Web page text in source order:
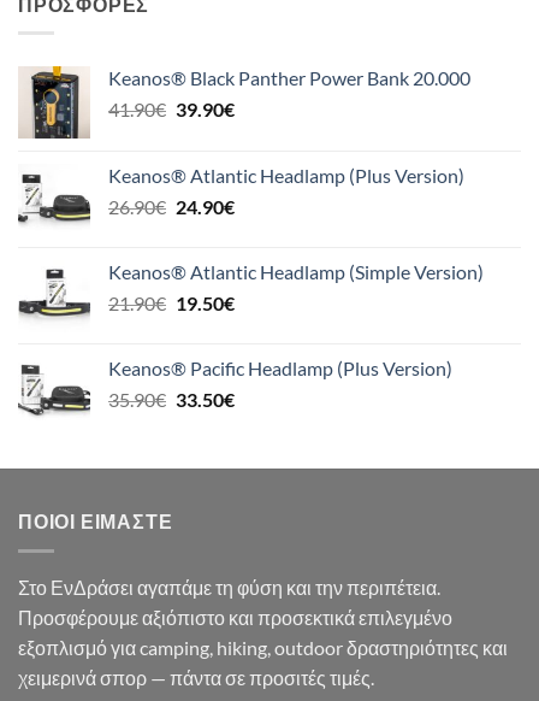
Keanos® Black Panther Power Bank 20.000
41.90€ Original
41.90€.
39.90€Η
είναι:
39.90€.
Keanos® Atlantic Headlamp (Plus Version)
26.90€ Original
26.90€.
24.90€Η
είναι:
24.90€.
Keanos® Atlantic Headlamp (Simple Version)
21.90€ Original
21.90€.
19.50€Η
είναι:
19.50€.
Keanos® Pacific Headlamp (Plus Version)
35.90€ Original
35.90€.
33.50€Η
είναι:
ΠΟΙΟΙ ΕΊΜΑΣΤΕ
Στο ΕνΔράσει αγαπάμε τη φύση και την περιπέτεια.
Προσφέρουμε αξιόπιστο και προσεκτικά επιλεγμένο
εξοπλισμό για camping, hiking, outdoor δραστηριότητες και
χειμερινά σπορ — πάντα σε προσιτές τιμές.